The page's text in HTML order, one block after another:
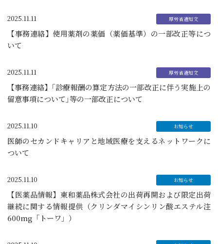
2025.11.11
【事務連絡】使用薬剤の薬価（薬価基準）の一部改正等につ
いて
2025.11.11
【事務連絡】｢診療報酬の算定方法の一部改正に伴う実施上の
留意事項について｣等の一部改正について
2025.11.10
医師のセカンドキャリアと地域医療を支えるネットワークに
ついて
2025.11.10
【医薬品情報】東和薬品株式会社の出荷再開および限定出荷
継続に関する情報提供（クリンダマイシンリン酸エステル注
600mg「トーワ」）